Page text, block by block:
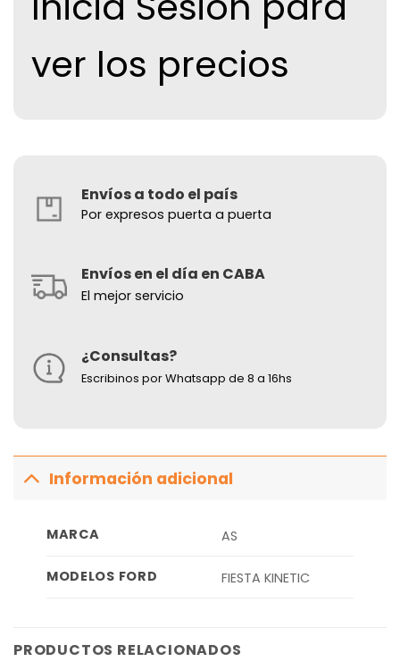
ver los precios
Envíos a todo el país
Por expresos puerta a puerta
Envíos en el día en CABA
El mejor servicio
¿Consultas?
Escribinos por Whatsapp de 8 a 16hs
Información adicional
MARCA AS
MODELOS FORD FIESTA KINETIC
PRODUCTOS RELACIONADOS